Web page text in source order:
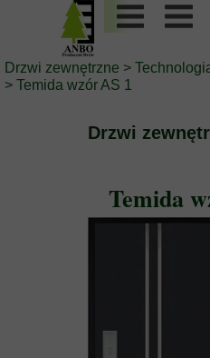
Drzwi zewnętrzne >
> Temida wzór AS 1
Drzwi
Temida